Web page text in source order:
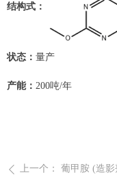
ꄴ 上一个： 葡甲胺 (造
结构式：
状态： 量产
产能： 200吨/年